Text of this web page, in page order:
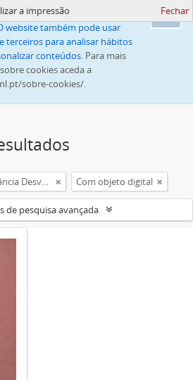
Ok
para melhorar a navegação
website também pode usar
terceiros para analisar hábitos
conteúdos. Para mais
cookies aceda a
sobre-cookies/.
a impressão Fechar
Associação Protetora da Infância Desvalida e dos Pobres do Lumiar Com objeto digital
de pesquisa avançada